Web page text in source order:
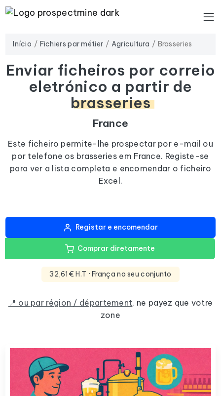
Início Fichiers par métier Agricultura Brasseries
Enviar ficheiros por correio
eletrónico a partir de
brasseries
France
Este ficheiro permite-lhe prospectar por e-mail ou
por telefone os brasseries em France. Registe-se
para ver a lista completa e encomendar o ficheiro
Excel.
Registar e encomendar
Comprar diretamente
32,61€ H.T · França no seu conjunto
📍 ou par région / département, ne payez que votre
zone